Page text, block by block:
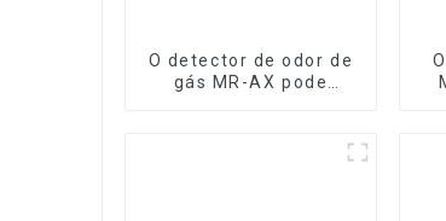
O detector de odor de
gás MR-AX pode